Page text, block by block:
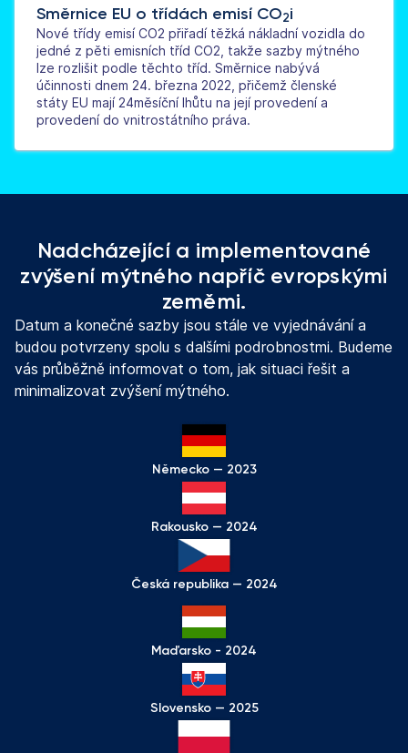
Směrnice EU o třídách emisí CO2i
Nové třídy emisí CO2 přiřadí těžká nákladní vozidla do
jedné z pěti emisních tříd CO2, takže sazby mýtného
lze rozlišit podle těchto tříd. Směrnice nabývá
účinnosti dnem 24. března 2022, přičemž členské
státy EU mají 24měsíční lhůtu na její provedení a
provedení do vnitrostátního práva.
Nadcházející a implementované
zvýšení mýtného napříč evropskými
zeměmi.
Datum a konečné sazby jsou stále ve vyjednávání a
budou potvrzeny spolu s dalšími podrobnostmi. Budeme
vás průběžně informovat o tom, jak situaci řešit a
minimalizovat zvýšení mýtného.
Německo — 2023
Rakousko — 2024
Česká republika — 2024
Maďarsko - 2024
Slovensko — 2025